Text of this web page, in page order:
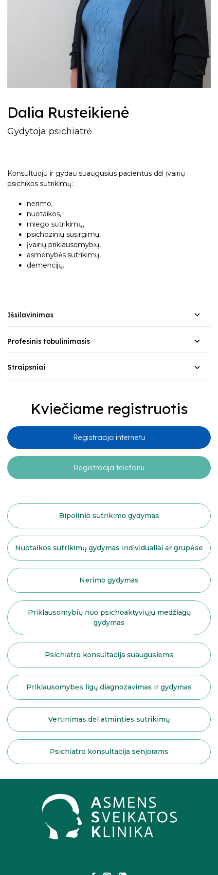
Karolina Kančiauskytė-Beigė
Vaikų ir paauglių psichoterapeutai
Karolina Kančiauskytė-Beigė
Dalia Rusteikienė
Gydytoja psichiatrė
Konsultuoju ir gydau suaugusius pacientus dėl įvairių
psichikos sutrikimų:
nerimo,
nuotaikos,
miego sutrikimų,
psichozinių susirgimų,
įvairių priklausomybių,
asmenybės sutrikimų,
demencijų.
Išsilavinimas
Profesinis tobulinimasis
Straipsniai
Kviečiame registruotis
Registracija internetu
Registracija telefonu
Bipolinio sutrikimo gydymas
Nuotaikos sutrikimų gydymas individualiai ar grupėse
Nerimo gydymas
Priklausomybių nuo psichoaktyviųjų medžiagų
gydymas
Psichiatro konsultacija suaugusiems
Priklausomybės ligų diagnozavimas ir gydymas
Vertinimas dėl atminties sutrikimų
Psichiatro konsultacija senjorams